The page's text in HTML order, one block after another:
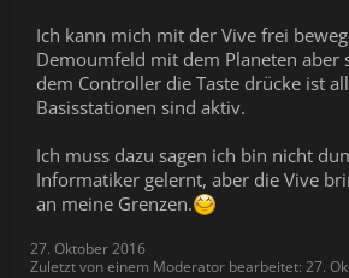
Ich kann mich mit der Vive frei
Demoumfeld mit dem Planeten aber
dem Controller die Taste drücke ist
Basisstationen sind aktiv.
Ich muss dazu sagen ich bin nicht
Informatiker gelernt, aber die Vive
an meine Grenzen.
27. Oktober 2016
Zuletzt von einem Moderator bearbeitet: 27.